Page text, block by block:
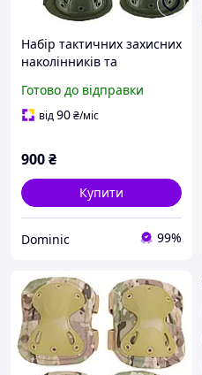
Набір тактичних захисних
наколінників та
військових щитків на
коліна та лікті/ Олива
Готово до відправки
від90₴/міс
900₴
Купити
Dominic 99%